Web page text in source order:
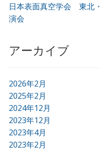
日本表面真空学会 東北
演会
アーカイブ
2026年2月
2025年2月
2024年12月
2023年12月
2023年4月
2023年2月